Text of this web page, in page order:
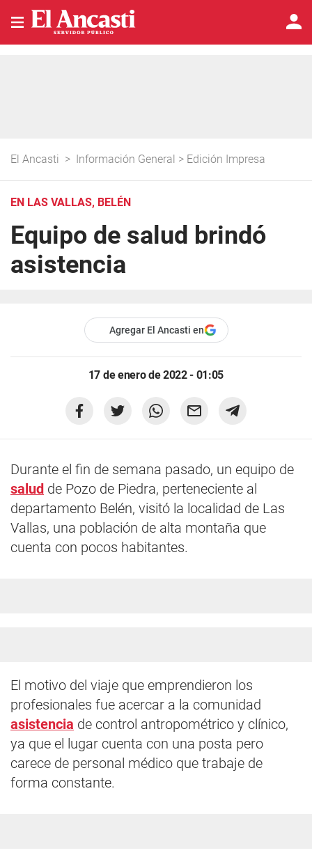
El Ancasti > Información General > Edición Impresa
EN LAS VALLAS, BELÉN
Equipo de salud brindó
asistencia
Agregar El Ancasti en
17 de enero de 2022 - 01:05
Durante el fin de semana pasado, un equipo de
salud de Pozo de Piedra, perteneciente al
departamento Belén, visitó la localidad de Las
Vallas, una población de alta montaña que
cuenta con pocos habitantes.
El motivo del viaje que emprendieron los
profesionales fue acercar a la comunidad
asistencia de control antropométrico y clínico,
ya que el lugar cuenta con una posta pero
carece de personal médico que trabaje de
forma constante.